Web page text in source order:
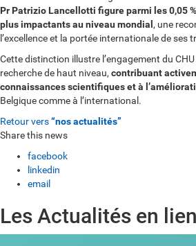
Pr Patrizio Lancellotti figure parmi les 0,05
plus impactants au niveau mondial , une
l’excellence et la portée internationale de ses
Cette distinction illustre l’engagement du
recherche de haut niveau, contribuant
connaissances scientifiques et à
Belgique comme à l’international.
Retour vers“nos actualités”
Share this news
facebook
linkedin
email
Les Actualités en lien